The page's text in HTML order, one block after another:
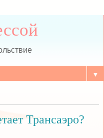
▼
Трансаэро?